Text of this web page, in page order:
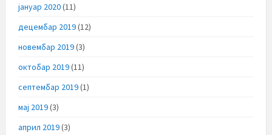
јануар 2020(11)
децембар 2019(12)
новембар 2019(3)
октобар 2019(11)
септембар 2019(1)
мај 2019(3)
април 2019(3)